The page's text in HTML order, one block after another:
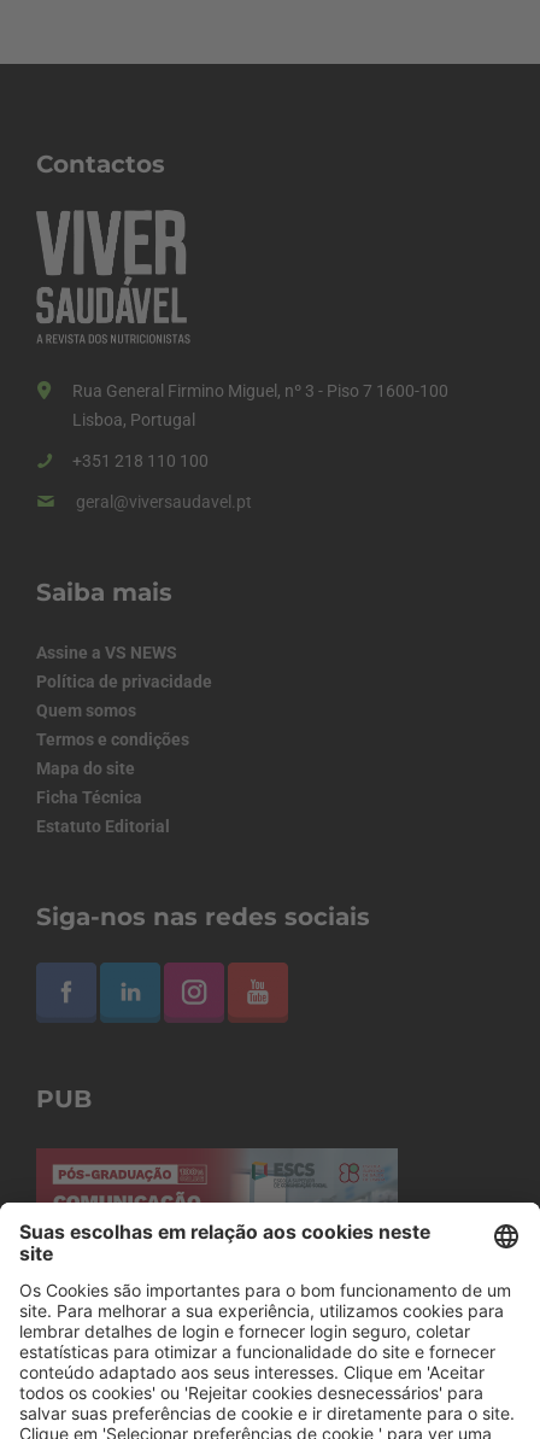
Contactos
Rua General Firmino Miguel, nº 3 - Piso 7 1600-100
Lisboa, Portugal
+351 218 110 100
geral@viversaudavel.pt
Saiba mais
Assine a VS NEWS
Política de privacidade
Quem somos
Termos e condições
Mapa do site
Ficha Técnica
Estatuto Editorial
Siga-nos nas redes sociais
PUB